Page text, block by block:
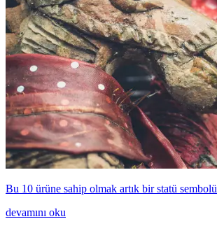
Bu 10 ürüne sahip olmak artık bir statü sembolü
devamını oku